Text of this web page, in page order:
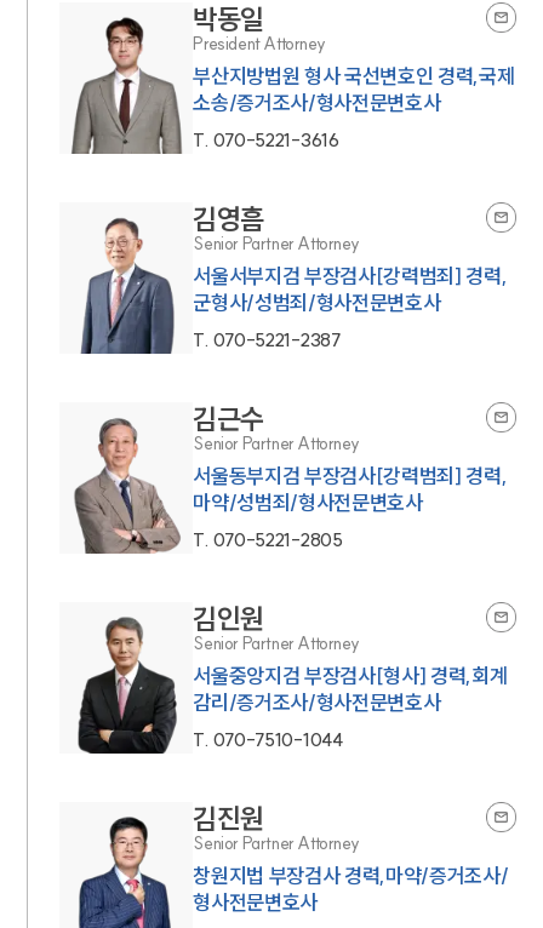
박동일
President Attorney
부산지방법원 형사 국선변호인 경력,국제
소송/증거조사/형사전문변호사
T. 070-5221-3616
김영흠
Senior Partner Attorney
서울서부지검 부장검사[강력범죄] 경력,
군형사/성범죄/형사전문변호사
T. 070-5221-2387
김근수
Senior Partner Attorney
서울동부지검 부장검사[강력범죄] 경력,
마약/성범죄/형사전문변호사
T. 070-5221-2805
김인원
Senior Partner Attorney
서울중앙지검 부장검사[형사] 경력,회계
감리/증거조사/형사전문변호사
T. 070-7510-1044
김진원
Senior Partner Attorney
창원지법 부장검사 경력,마약/증거조사/
형사전문변호사